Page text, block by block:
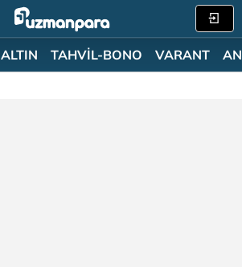
ALTIN TAHVİL-BONO VARANT